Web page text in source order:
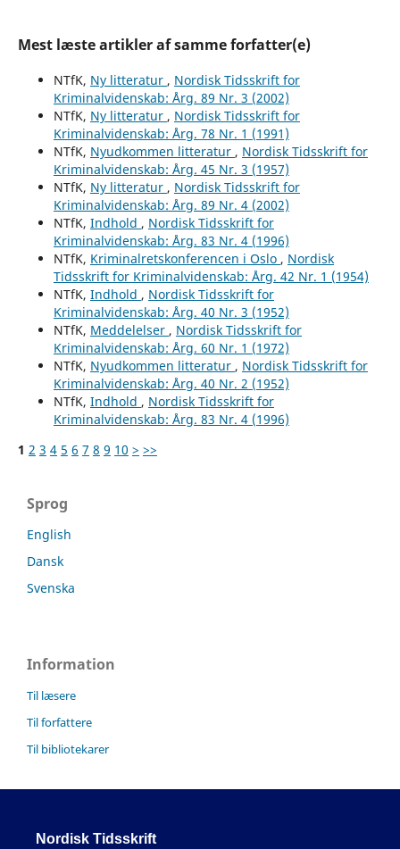
Mest læste artikler af samme forfatter(e)
NTfK, Ny litteratur , Nordisk Tidsskrift for
Kriminalvidenskab: Årg. 89 Nr. 3 (2002)
NTfK, Ny litteratur , Nordisk Tidsskrift for
Kriminalvidenskab: Årg. 78 Nr. 1 (1991)
NTfK, Nyudkommen litteratur , Nordisk Tidsskrift for
Kriminalvidenskab: Årg. 45 Nr. 3 (1957)
NTfK, Ny litteratur , Nordisk Tidsskrift for
Kriminalvidenskab: Årg. 89 Nr. 4 (2002)
NTfK, Indhold , Nordisk Tidsskrift for
Kriminalvidenskab: Årg. 83 Nr. 4 (1996)
NTfK, Kriminalretskonferencen i Oslo , Nordisk
Tidsskrift for Kriminalvidenskab: Årg. 42 Nr. 1 (1954)
NTfK, Indhold , Nordisk Tidsskrift for
Kriminalvidenskab: Årg. 40 Nr. 3 (1952)
NTfK, Meddelelser , Nordisk Tidsskrift for
Kriminalvidenskab: Årg. 60 Nr. 1 (1972)
NTfK, Nyudkommen litteratur , Nordisk Tidsskrift for
Kriminalvidenskab: Årg. 40 Nr. 2 (1952)
NTfK, Indhold , Nordisk Tidsskrift for
Kriminalvidenskab: Årg. 83 Nr. 4 (1996)
1 2 3 4 5 6 7 8 9 10 > >>
Sprog
English
Dansk
Svenska
Information
Til læsere
Til forfattere
Til bibliotekarer
Nordisk Tidsskrift